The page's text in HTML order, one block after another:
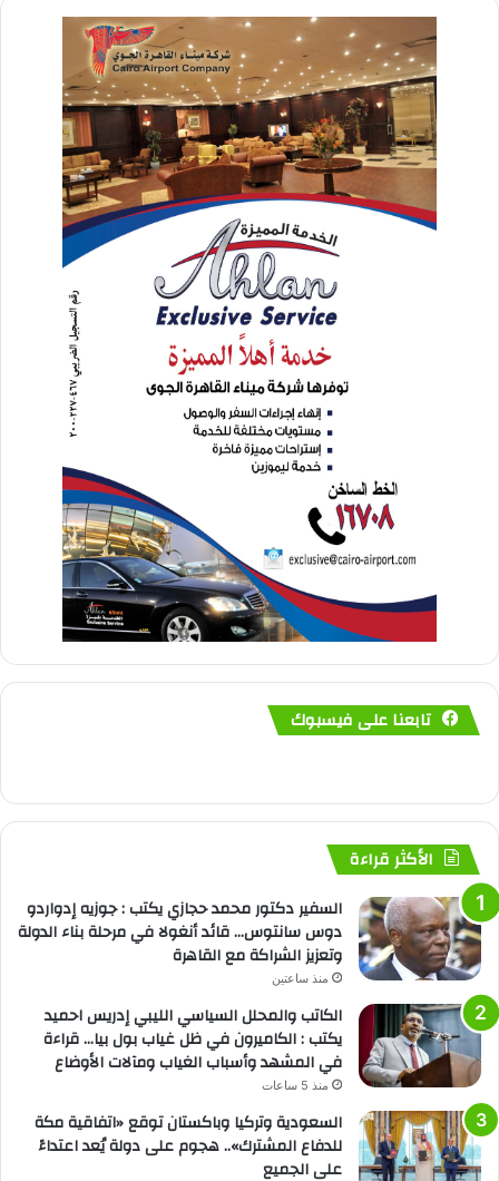
تابعنا على فيسبوك
الأكثر قراءة
السفير دكتور محمد حجازي يكتب : جوزيه إدواردو
دوس سانتوس… قائد أنغولا في مرحلة بناء الدولة
وتعزيز الشراكة مع القاهرة
منذ ساعتين
الكاتب والمحلل السياسي الليبي إدريس احميد
يكتب : الكاميرون في ظل غياب بول بيا… قراءة
في المشهد وأسباب الغياب ومآلات الأوضاع
منذ 5 ساعات
السعودية وتركيا وباكستان توقع «اتفاقية مكة
للدفاع المشترك».. هجوم على دولة يُعد اعتداءً
على الجميع